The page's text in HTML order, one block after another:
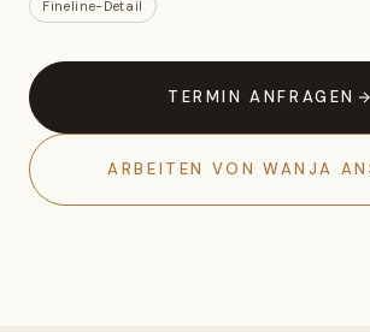
Fineline-Detail
TERMIN ANFRAGEN
ARBEITEN VON WANJA